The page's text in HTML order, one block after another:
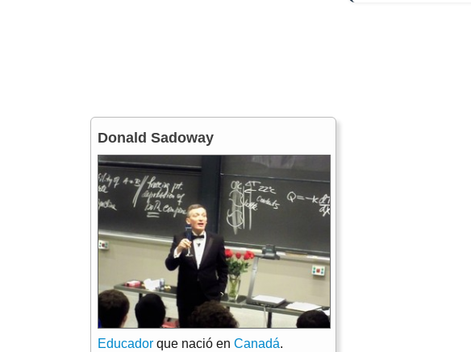
Donald Sadoway
Educador que nació en Canadá.